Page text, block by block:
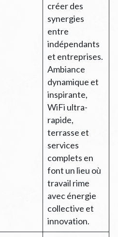
créer des
synergies
entre
indépendants
et entreprises.
Ambiance
dynamique et
inspirante,
WiFi ultra-
rapide,
terrasse et
services
complets en
font un lieu où
travail rime
avec énergie
collective et
innovation.